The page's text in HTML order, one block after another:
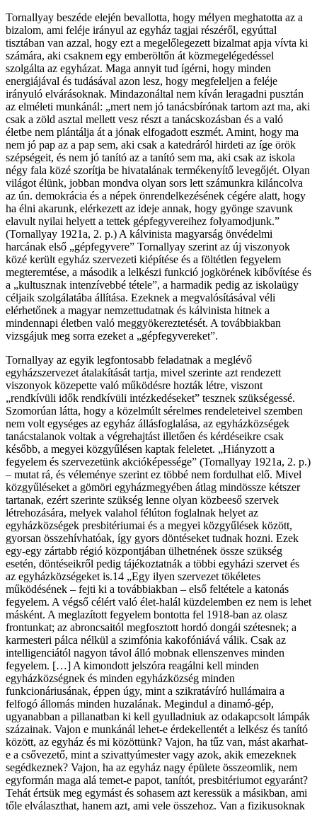
Tornallyay beszéde elején bevallotta, hogy mélyen meghatotta az a
bizalom, ami feléje irányul az egyház tagjai részéről, egyúttal
tisztában van azzal, hogy ezt a megelőlegezett bizalmat apja vívta ki
számára, aki csaknem egy emberöltőn át közmegelégedéssel
szolgálta az egyházat. Maga annyit tud ígérni, hogy minden
energiájával és tudásával azon lesz, hogy megfeleljen a feléje
irányuló elvárásoknak. Mindazonáltal nem kíván leragadni pusztán
az elméleti munkánál: „mert nem jó tanácsbírónak tartom azt ma, aki
csak a zöld asztal mellett vesz részt a tanácskozásban és a való
életbe nem plántálja át a jónak elfogadott eszmét. Amint, hogy ma
nem jó pap az a pap sem, aki csak a katedráról hirdeti az íge örök
szépségeit, és nem jó tanító az a tanító sem ma, aki csak az iskola
négy fala közé szorítja be hivatalának termékenyítő levegőjét. Olyan
világot élünk, jobban mondva olyan sors lett számunkra kiláncolva
az ún. demokrácia és a népek önrendelkezésének cégére alatt, hogy
ha élni akarunk, elérkezett az ideje annak, hogy gyönge szavunk
elavult nyilai helyett a tettek gépfegyvereihez folyamodjunk.”
(Tornallyay 1921a, 2. p.) A kálvinista magyarság önvédelmi
harcának első „gépfegyvere” Tornallyay szerint az új viszonyok
közé került egyház szervezeti kiépítése és a föltétlen fegyelem
megteremtése, a második a lelkészi funkció jogkörének kibővítése és
a „kultusznak intenzívebbé tétele”, a harmadik pedig az iskolaügy
céljaik szolgálatába állítása. Ezeknek a megvalósításával véli
elérhetőnek a magyar nemzettudatnak és kálvinista hitnek a
mindennapi életben való meggyökereztetését. A továbbiakban
vizsgájuk meg sorra ezeket a „gépfegyvereket”.
Tornallyay az egyik legfontosabb feladatnak a meglévő
egyházszervezet átalakítását tartja, mivel szerinte azt rendezett
viszonyok közepette való működésre hozták létre, viszont
„rendkívüli idők rendkívüli intézkedéseket” tesznek szükségessé.
Szomorúan látta, hogy a közelmúlt sérelmes rendeleteivel szemben
nem volt egységes az egyház állásfoglalása, az egyházközségek
tanácstalanok voltak a végrehajtást illetően és kérdéseikre csak
később, a megyei közgyűlésen kaptak feleletet. „Hiányzott a
fegyelem és szervezetünk akcióképessége” (Tornallyay 1921a, 2. p.)
– mutat rá, és véleménye szerint ez többé nem fordulhat elő. Mivel
közgyűléseket a gömöri egyházmegyében átlag mindössze kétszer
tartanak, ezért szerinte szükség lenne olyan közbeeső szervek
létrehozására, melyek valahol félúton foglalnak helyet az
egyházközségek presbitériumai és a megyei közgyűlések között,
gyorsan összehívhatóak, így gyors döntéseket tudnak hozni. Ezek
egy-egy zártabb régió központjában ülhetnének össze szükség
esetén, döntéseikről pedig tájékoztatnák a többi egyházi szervet és
az egyházközségeket is.14 „Egy ilyen szervezet tökéletes
működésének – fejti ki a továbbiakban – első feltétele a katonás
fegyelem. A végső célért való élet-halál küzdelemben ez nem is lehet
másként. A meglazított fegyelem bontotta fel 1918-ban az olasz
frontunkat; az abroncsaitól megfosztott hordó dongái szétesnek; a
karmesteri pálca nélkül a szimfónia kakofóniává válik. Csak az
intelligenciától nagyon távol álló mobnak ellenszenves minden
fegyelem. […] A kimondott jelszóra reagálni kell minden
egyházközségnek és minden egyházközség minden
funkcionáriusának, éppen úgy, mint a szikratávíró hullámaira a
felfogó állomás minden huzalának. Megindul a dinamó-gép,
ugyanabban a pillanatban ki kell gyulladniuk az odakapcsolt lámpák
százainak. Vajon e munkánál lehet-e érdekellentét a lelkész és tanító
között, az egyház és mi közöttünk? Vajon, ha tűz van, mást akarhat-
e a csővezető, mint a szivattyúmester vagy azok, akik emezeknek
segédkeznek? Vajon, ha az egyház nagy épülete összeomlik, nem
egyformán maga alá temet-e papot, tanítót, presbitériumot egyaránt?
Tehát értsük meg egymást és sohasem azt keressük a másikban, ami
tőle elválaszthat, hanem azt, ami vele összehoz. Van a fizikusoknak